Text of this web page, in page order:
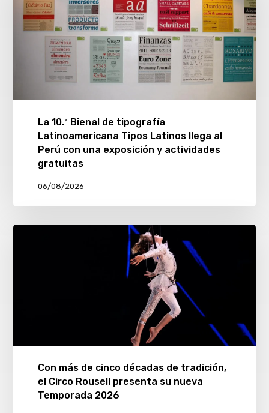
La 10.ª Bienal de tipografía
Latinoamericana Tipos Latinos llega al
Perú con una exposición y actividades
gratuitas
06/08/2026
Con más de cinco décadas de tradición,
el Circo Rousell presenta su nueva
Temporada 2026